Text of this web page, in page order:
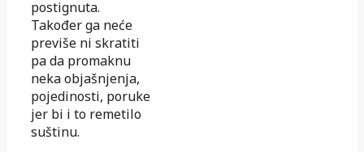
postignuta.
Također ga neće
previše ni skratiti
pa da promaknu
neka objašnjenja,
pojedinosti, poruke
jer bi i to remetilo
suštinu.